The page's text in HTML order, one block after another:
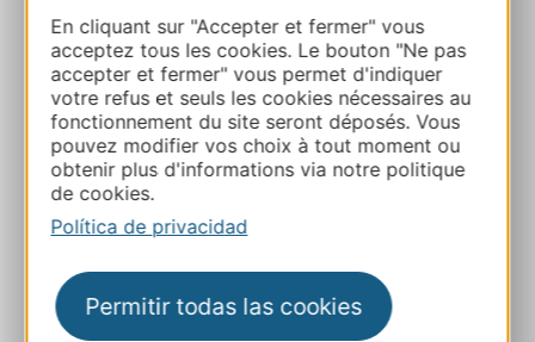
En cliquant sur "Accepter et fermer" vous
acceptez tous les cookies. Le bouton "Ne pas
accepter et fermer" vous permet d'indiquer
votre refus et seuls les cookies nécessaires au
fonctionnement du site seront déposés. Vous
pouvez modifier vos choix à tout moment ou
obtenir plus d'informations via notre politique
de cookies.
Política de privacidad
Permitir todas las cookies
E-mail
Sitio web
Facebook